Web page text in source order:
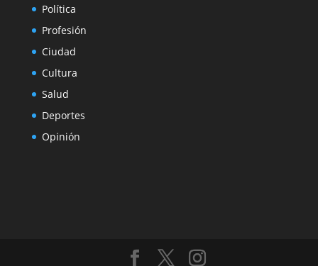
Política
Profesión
Ciudad
Cultura
Salud
Deportes
Opinión